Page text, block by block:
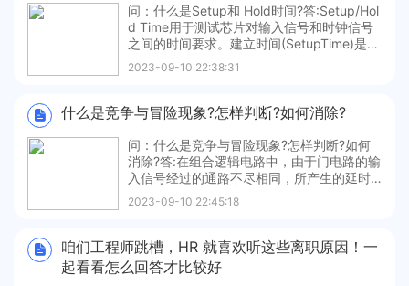
问：什么是Setup和 Hold时间?答:Setup/Hol
d Time用于测试芯片对输入信号和时钟信号
之间的时间要求。建立时间(SetupTime)是指
触发器的时钟信号上升沿到来以前，数据能
够保持稳定不变的时间。输入数据信号应提
片，这个T就是建立时间通常所说
2023-09-10 22:38:31
​什么是竞争与冒险现象?怎样判断?如何消除?
问：什么是竞争与冒险现象?怎样判断?如何
消除?答:在组合逻辑电路中，由于门电路的输
入信号经过的通路不尽相同，所产生的延时
也就会不同，从而导致到达该门的时间不一
致，我们把这种现象叫做竞争。由于竞争而
象叫冒险。如果布尔式中有相反的信号则可
能产生竞争和冒险现象。解决方
2023-09-10 22:45:18
咱们工程师跳槽，HR 就喜欢听这些离职原因！一
起看看怎么回答才比较好